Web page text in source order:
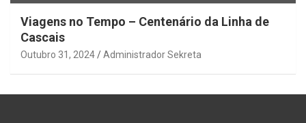
Viagens no Tempo – Centenário da Linha de
Cascais
Outubro 31, 2024 Administrador Sekreta